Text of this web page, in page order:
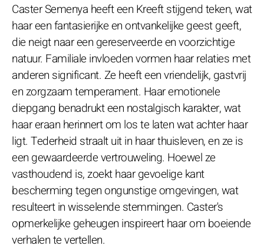
Caster Semenya heeft een Kreeft stijgend teken, wat
haar een fantasierijke en ontvankelijke geest geeft,
die neigt naar een gereserveerde en voorzichtige
natuur. Familiale invloeden vormen haar relaties met
anderen significant. Ze heeft een vriendelijk, gastvrij
en zorgzaam temperament. Haar emotionele
diepgang benadrukt een nostalgisch karakter, wat
haar eraan herinnert om los te laten wat achter haar
ligt. Tederheid straalt uit in haar thuisleven, en ze is
een gewaardeerde vertrouweling. Hoewel ze
vasthoudend is, zoekt haar gevoelige kant
bescherming tegen ongunstige omgevingen, wat
resulteert in wisselende stemmingen. Caster's
opmerkelijke geheugen inspireert haar om boeiende
verhalen te vertellen.